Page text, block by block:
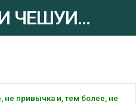
ЧЕШУИ...
не привычка и, тем более, не